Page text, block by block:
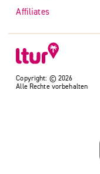
Copyright: © 2026
Alle Rechte vorbehalten
Affiliates